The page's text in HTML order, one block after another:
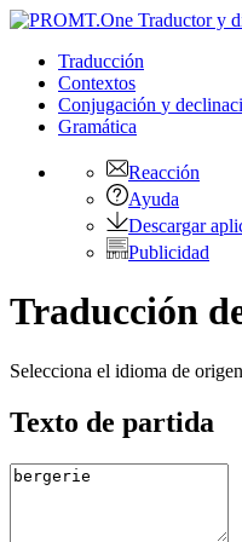
Traducción
Contextos
Conjugación y
Gramática
Reacción
Ayuda
Descargar
Publicidad
Traducción
Selecciona el idioma de origen
Texto de partida